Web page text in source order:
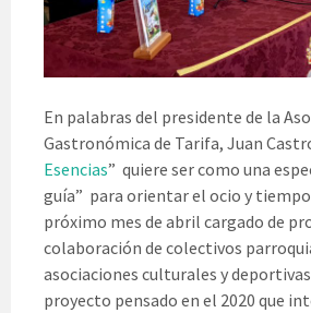
En palabras del presidente de la
Gastronómica de Tarifa, Juan
Esencias” quiere ser como una
guía” para orientar el ocio y
próximo mes de abril cargado de
colaboración de colectivos
asociaciones culturales y
proyecto pensado en el 2020 que